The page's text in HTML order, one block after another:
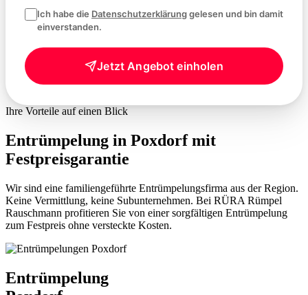
Ich habe die Datenschutzerklärunggelesen und bin damit
einverstanden.
Jetzt Angebot einholen
Ihre Vorteile auf einen Blick
Entrümpelung in Poxdorf mit
Festpreisgarantie
Wir sind eine familiengeführte Entrümpelungsfirma aus der Region.
Keine Vermittlung, keine Subunternehmen. Bei RÜRA Rümpel
Rauschmann profitieren Sie von einer sorgfältigen Entrümpelung
zum Festpreis ohne versteckte Kosten.
Entrümpelung